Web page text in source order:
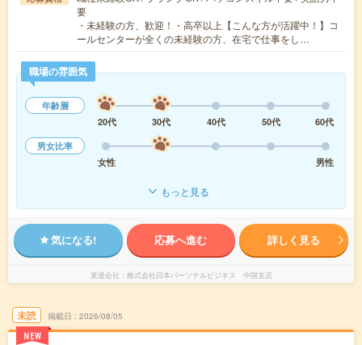
要
・未経験の方、歓迎！・高卒以上【こんな方が活躍中！】コ
ールセンターが全くの未経験の方、在宅で仕事をし…
職場の雰囲気
年齢層
20代
30代 40代 50代
60代
男女比率
女性
男性
もっと見る
気になる! 応募へ進む 詳しく見る
派遣会社 株式会社日本パーソナルビジネス 中国支店
未読
NEW
掲載日 2026/08/05